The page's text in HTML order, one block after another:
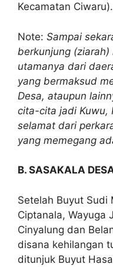
Kecamatan Ciwaru).
Note: Sampai
berkunjung (ziarah)
utamanya dari
yang bermaksud
Desa, ataupun
cita-cita jadi Kuwu,
selamat dari
yang memegang
B. SASAKALA
Setelah Buyut Sudi
Ciptanala, Wayuga
Cinyalung dan
disana kehilangan
ditunjuk Buyut